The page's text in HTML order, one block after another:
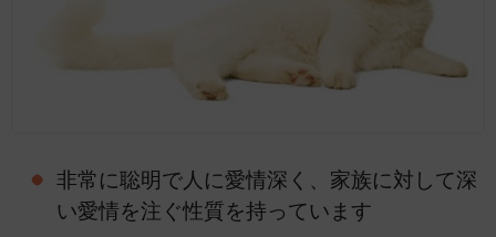
非常に聡明で人に愛情深く、家族に対して深
い愛情を注ぐ性質を持っています